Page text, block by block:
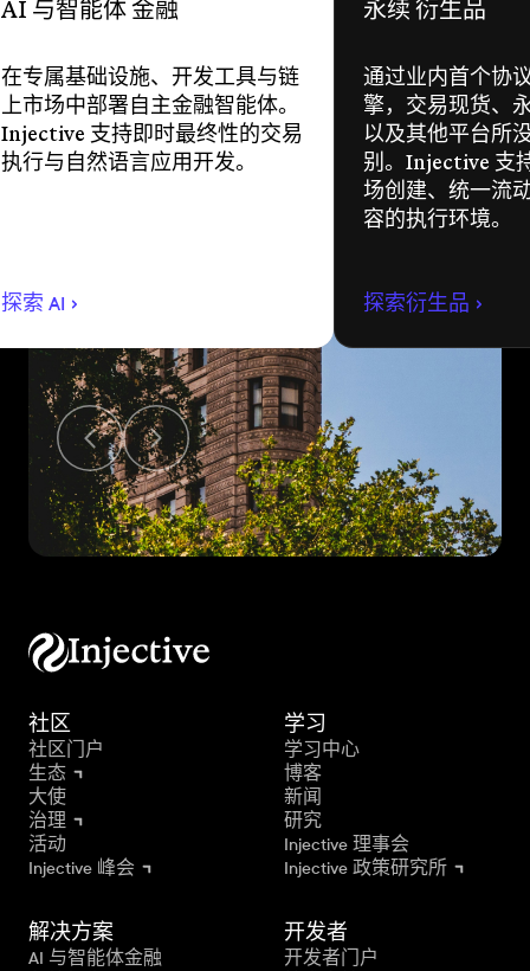
AI 与智能体 金融
在专属基础设施、开发工具与链
上市场中部署自主金融智能体。
Injective 支持即时最终性的交易
执行与自然语言应用开发。
探索 AI
永续 衍生品
通过业内首个协
擎，交易现货、
以及其他平台所
别。Injective 支
场创建、统一流
容的执行环境。
探索衍生品
社区
社区门户
生态
大使
治理
活动
Injective 峰会
学习
学习中心
博客
新闻
研究
Injective 理事会
Injective 政策研究所
解决方案
AI 与智能体金融
开发者
开发者门户